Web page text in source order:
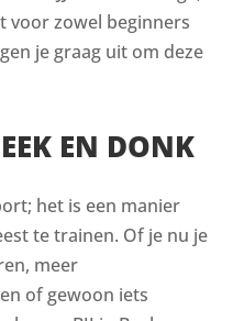
voor zowel beginners
je graag uit om deze
EN DONK
het is een manier
te trainen. Of je nu je
meer
of gewoon iets